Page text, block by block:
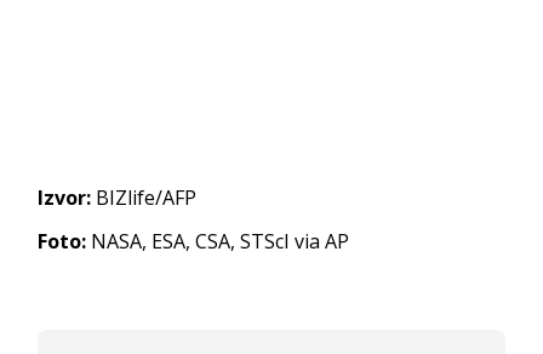
Izvor: BIZlife/AFP
Foto: NASA, ESA, CSA, STScI via AP